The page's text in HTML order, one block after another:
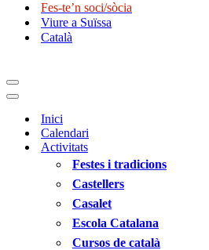
Fes-te’n soci/sòcia
Viure a Suïssa
Català
Menú
de
Menú
navegació
Inici
Calendari
Activitats
Festes i tradicions
Castellers
Casalet
Escola Catalana
Cursos de català